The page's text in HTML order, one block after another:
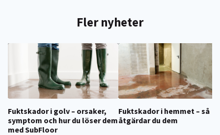
Fler nyheter
Fuktskador i golv – orsaker,
symptom och hur du löser dem
med SubFloor
Fuktskador i hemmet – så
åtgärdar du dem